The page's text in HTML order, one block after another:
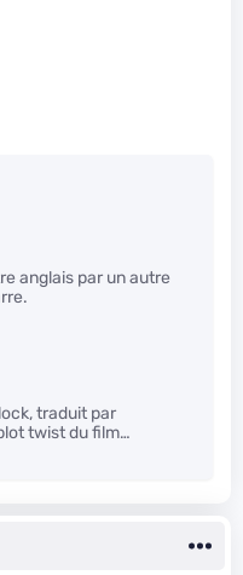
anglais par un autre
traduit par
twist du film…